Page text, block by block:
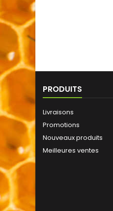
PRODUITS
Livraisons
Promotions
Nouveaux produits
Meilleures ventes